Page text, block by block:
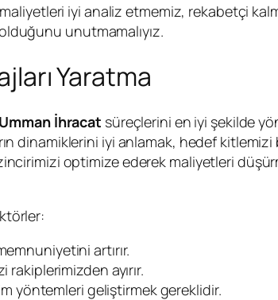
iyi analiz etmemiz, rekabetçi
unutmamalıyız.
Yaratma
İhracat süreçlerini en iyi şekilde
dinamiklerini iyi anlamak, hedef kitlemizi
optimize ederek maliyetleri
artırır.
ayırır.
yöntemleri geliştirmek gereklidir.